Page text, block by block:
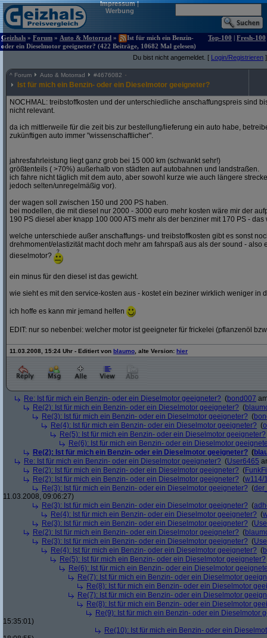
Impressum|
Werbung
Geizhals » Forum » Auto & Motorrad »
Ist für mich ein Benzin-
oder ein Dieselmotor geeigneter? (422 Beiträge, 10682 Mal gelesen)
Top-100 | Fresh-100
Du bist nicht angemeldet. [ Login/Registrieren ]
^ Forum Auto & Motorrad #4676082
Ist für mich ein Benzin- oder ein Dieselmotor geeigneter?
NOCHMAL: treibstoffkosten und der unterschiedliche anschaffungspreis sind
nicht relevant.
da ich mittlerweile für die zeit bis zur bestellung/lieferung ein auto habe,
zukünftigen auto immer "wissenschaftlicher".
jahresfahrleistung liegt ganz grob bei 15 000 km (schwankt sehr!)
größtenteils ( >70%) außerhalb von städten auf autobahnen und landstraßen.
ich fahre nicht täglich mit dem auto, aber sowohl kurze wie auch längere
jedoch selten/unregelmäßig vor).
der wagen soll zwischen 150 und 200 PS haben.
bei modellen, die mit diesel nur 2000 - 3000 euro mehr kosten wäre mir der
190 PS diesel aber knapp 100 000 ATS mehr als der benziner mit 170 PS - das
welche unterschiede außer anschaffungs- und treibstoffkosten gibt es sonst
drehmoment/elastizität macht doch mehr am fahrspaß aus als der sound - also
dieselmotor?
ein minus für den diesel ist das gewicht.
wie sieht es mit den service-kosten aus - kostet ein beziner wirklich weniger in
ich hoffe es kann mir jemand helfen
EDIT: nur so nebenbei: welcher motor ist geeigneter für frickelei (pflanzenöl
11.03.2008, 15:24 Uhr - Editiert von blaumo , alte Version: hier
Re: Ist für mich ein Benzin- oder ein Dieselmotor geeigneter? (bond007
Re(2): Ist für mich ein Benzin- oder ein Dieselmotor geeigneter? (
Re(3): Ist für mich ein Benzin- oder ein Dieselmotor geeigneter? (
Re(4): Ist für mich ein Benzin- oder ein Dieselmotor geeigneter? (
Re(5): Ist für mich ein Benzin- oder ein Dieselmotor geeigneter?
Re(6): Ist für mich ein Benzin- oder ein Dieselmotor
Re(2): Ist für mich ein Benzin- oder ein Dieselmotor geeigneter? (
Re: Ist für mich ein Benzin- oder ein Dieselmotor geeigneter? (User6465
Re(2): Ist für mich ein Benzin- oder ein Dieselmotor geeigneter? (
Re(2): Ist für mich ein Benzin- oder ein Dieselmotor geeigneter? (w114/
Re(3): Ist für mich ein Benzin- oder ein Dieselmotor geeigneter? (
11.03.2008, 09:06:27)
Re(3): Ist für mich ein Benzin- oder ein Dieselmotor geeigneter? (
Re(4): Ist für mich ein Benzin- oder ein Dieselmotor geeigneter? (
Re(3): Ist für mich ein Benzin- oder ein Dieselmotor geeigneter? (
Re(2): Ist für mich ein Benzin- oder ein Dieselmotor geeigneter? (
Re(3): Ist für mich ein Benzin- oder ein Dieselmotor geeigneter? (
Re(4): Ist für mich ein Benzin- oder ein Dieselmotor geeigneter? (
Re(5): Ist für mich ein Benzin- oder ein Dieselmotor geeigneter?
Re(6): Ist für mich ein Benzin- oder ein Dieselmotor
Re(7): Ist für mich ein Benzin- oder ein Dieselmotor
Re(8): Ist für mich ein Benzin- oder ein Dieselmotor
Re(7): Ist für mich ein Benzin- oder ein Dieselmotor
Re(8): Ist für mich ein Benzin- oder ein Dieselmotor
Re(9): Ist für mich ein Benzin- oder ein Dieselmotor
15:35:01)
Re(10): Ist für mich ein Benzin- oder ein